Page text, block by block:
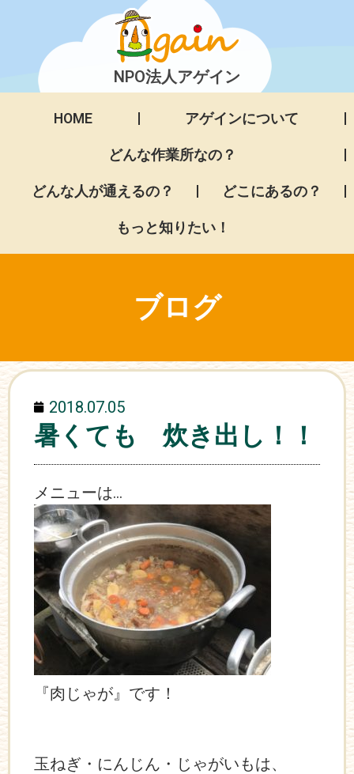
NPO法人アゲイン
HOME アゲインについて
どんな作業所なの？
どんな人が通えるの？ どこにあるの？
もっと知りたい！
ブログ
2018.07.05
暑くても 炊き出し！！
メニューは…
『肉じゃが』です！
玉ねぎ・にんじん・じゃがいもは、